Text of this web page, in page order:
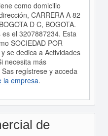
como domicilio
CARRERA A 82
D C, BOGOTA.
el 3207887234. Esta
SOCIEDAD POR
se dedica a Actividades
necesita más
regístrese y acceda
la empresa.
de